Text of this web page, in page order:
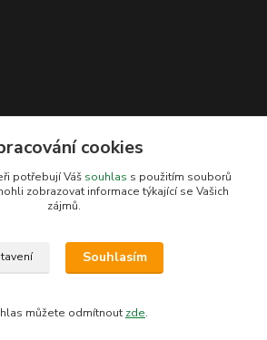
Bambusove-produkty.cz
cookies
potřebují Váš souhlas s použitím souborů
zobrazovat informace týkající se Vašich
zájmů.
Souhlasím
můžete odmítnout zde.